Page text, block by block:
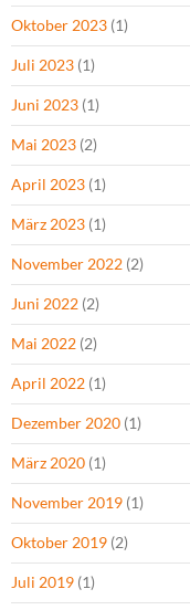
Oktober 2023 (1)
Juli 2023 (1)
Juni 2023 (1)
Mai 2023 (2)
April 2023 (1)
März 2023 (1)
November 2022 (2)
Juni 2022 (2)
Mai 2022 (2)
April 2022 (1)
Dezember 2020 (1)
März 2020 (1)
November 2019 (1)
Oktober 2019 (2)
Juli 2019 (1)